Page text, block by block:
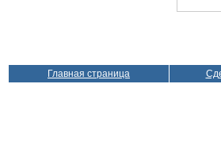
Главная страница